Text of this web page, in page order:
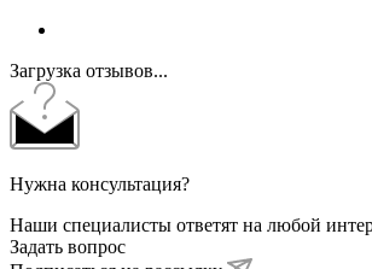
Загрузка отзывов...
Нужна консультация?
Наши специалисты ответят на любой
Задать вопрос